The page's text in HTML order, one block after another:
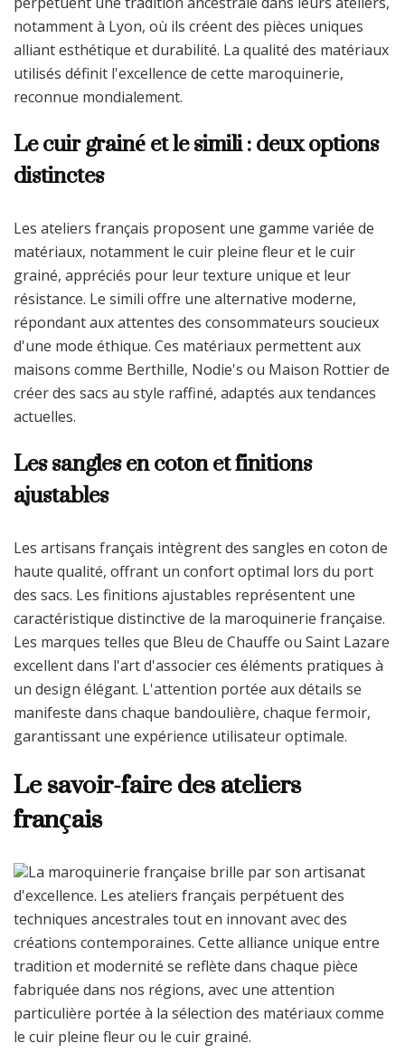
notamment à Lyon, où ils créent des pièces uniques
alliant esthétique et durabilité. La qualité des matériaux
utilisés définit l'excellence de cette maroquinerie,
reconnue mondialement.
Le cuir grainé et le simili : deux options
distinctes
Les ateliers français proposent une gamme variée de
matériaux, notamment le cuir pleine fleur et le cuir
grainé, appréciés pour leur texture unique et leur
résistance. Le simili offre une alternative moderne,
répondant aux attentes des consommateurs soucieux
d'une mode éthique. Ces matériaux permettent aux
maisons comme Berthille, Nodie's ou Maison Rottier de
créer des sacs au style raffiné, adaptés aux tendances
actuelles.
Les sangles en coton et finitions
ajustables
Les artisans français intègrent des sangles en coton de
haute qualité, offrant un confort optimal lors du port
des sacs. Les finitions ajustables représentent une
caractéristique distinctive de la maroquinerie française.
Les marques telles que Bleu de Chauffe ou Saint Lazare
excellent dans l'art d'associer ces éléments pratiques à
un design élégant. L'attention portée aux détails se
manifeste dans chaque bandoulière, chaque fermoir,
garantissant une expérience utilisateur optimale.
Le savoir-faire des ateliers
français
La maroquinerie française brille par son artisanat
d'excellence. Les ateliers français perpétuent des
techniques ancestrales tout en innovant avec des
créations contemporaines. Cette alliance unique entre
tradition et modernité se reflète dans chaque pièce
fabriquée dans nos régions, avec une attention
particulière portée à la sélection des matériaux comme
le cuir pleine fleur ou le cuir grainé.